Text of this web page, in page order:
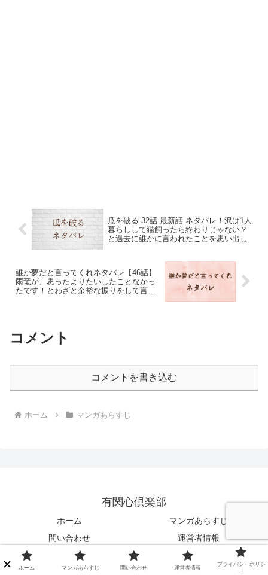
瓜を破る 32話 最新話 ネタバレ！沢は1人
暮らしして猫飼ったら終わりじゃない？
と過去に誰かに言われたことを思い出し
誰か夢だと言ってくれネタバレ【46話】
雨竜が、思ったよりたいしたことなかっ
たです！とわざと余裕な振りをして言っ
コメント
コメントを書き込む
ホーム マンガあらすじ
有関心倶楽部
ホーム
マンガあらすじ
問い合わせ
運営者情報
プライバシーポリシー
ホーム マンガあらすじ 問い合わせ 運営者情報
プライバシーポリシ
ー